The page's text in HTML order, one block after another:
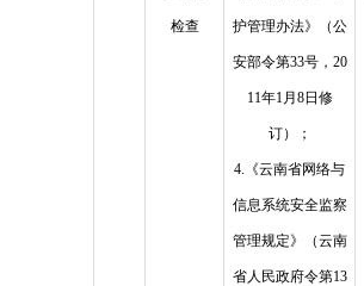
检查 护管理办法》（公
安部令第33号，20
11年1月8日修
订）；
4.《云南省网络与
信息系统安全监察
管理规定》（云南
省人民政府令第13